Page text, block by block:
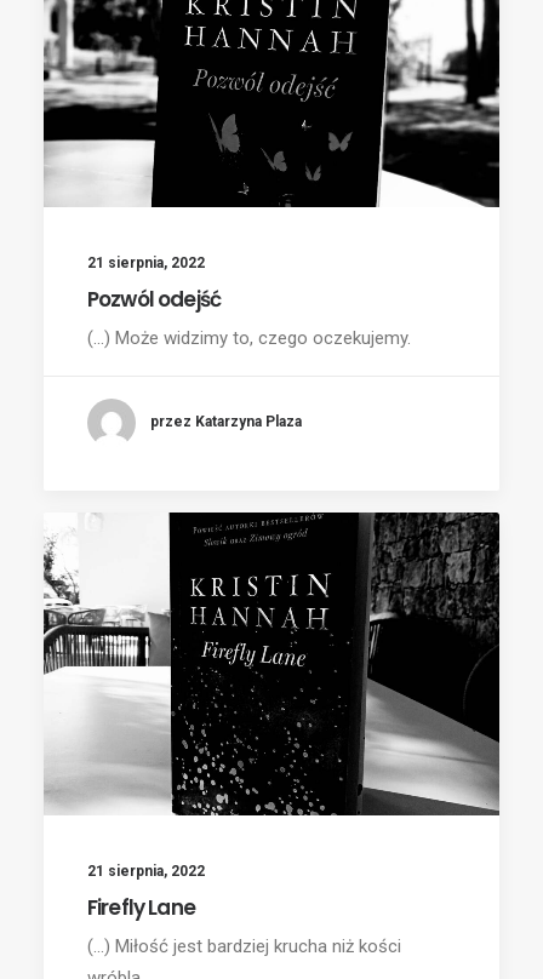
21 sierpnia, 2022
Pozwól odejść
(...) Może widzimy to, czego oczekujemy.
przez Katarzyna Plaza
21 sierpnia, 2022
Firefly Lane
(...) Miłość jest bardziej krucha niż kości